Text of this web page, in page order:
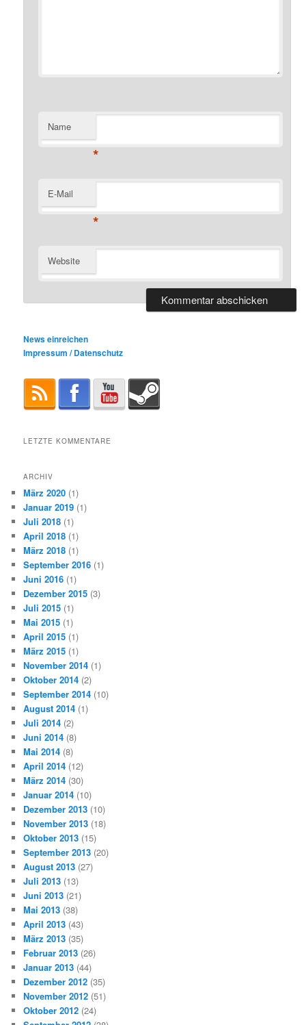
Name
*
E-Mail
*
Website
News einreichen
Impressum / Datenschutz
LETZTE KOMMENTARE
ARCHIV
März 2020 (1)
Januar 2019 (1)
Juli 2018 (1)
April 2018 (1)
März 2018 (1)
September 2016 (1)
Juni 2016 (1)
Dezember 2015 (3)
Juli 2015 (1)
Mai 2015 (1)
April 2015 (1)
März 2015 (1)
November 2014 (1)
Oktober 2014 (2)
September 2014 (10)
August 2014 (1)
Juli 2014 (2)
Juni 2014 (8)
Mai 2014 (8)
April 2014 (12)
März 2014 (30)
Januar 2014 (10)
Dezember 2013 (10)
November 2013 (18)
Oktober 2013 (15)
September 2013 (20)
August 2013 (27)
Juli 2013 (13)
Juni 2013 (21)
Mai 2013 (38)
April 2013 (43)
März 2013 (35)
Februar 2013 (26)
Januar 2013 (44)
Dezember 2012 (35)
November 2012 (51)
Oktober 2012 (24)